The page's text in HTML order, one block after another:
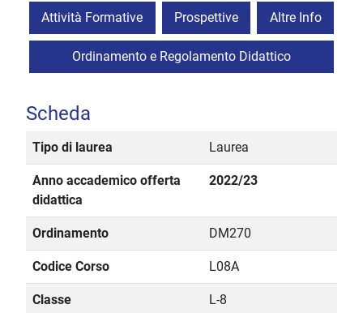
Attività Formative Prospettive Altre Info
Ordinamento e Regolamento Didattico
Scheda
Tipo di laurea Laurea
Anno accademico offerta
didattica
2022/23
Ordinamento DM270
Codice Corso L08A
Classe L-8